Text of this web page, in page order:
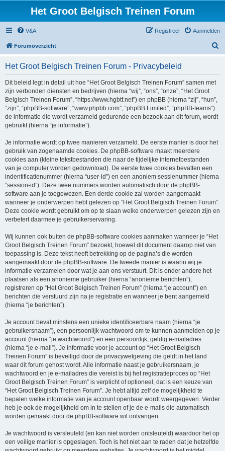
Het Groot Belgisch Treinen Forum
V&A Aanmelden
Registreer
Forumoverzicht
Het Groot Belgisch Treinen Forum - Privacybeleid
Dit beleid legt in detail uit hoe “Het Groot Belgisch Treinen Forum” samen met
zijn verbonden diensten en bedrijven (hierna “wij”, “ons”, “onze”, “Het Groot
Belgisch Treinen Forum”, “https://www.hgbtf.net”) en phpBB (hierna “zij”, “hun”,
“zijn”, “phpBB-software”, “www.phpbb.com”, “phpBB Limited”, “phpBB-teams”)
de informatie die wordt verzameld gedurende een bezoek aan dit forum, wordt
gebruikt (hierna “je informatie”).
Je informatie wordt op twee manieren verzameld. De eerste manier is door het
gebruik van zogenaamde cookies. De phpBB-software maakt meerdere
cookies aan (kleine tekstbestanden die naar de tijdelijke internetbestanden
van je computer worden gedownload). De eerste twee cookies bevatten een
indentificatienummer (hierna “user-id”) en een anoniem sessienummer (hierna
“session-id”). Deze twee nummers worden automatisch door de phpBB-
software aan je toegewezen. Een derde cookie zal worden aangemaakt
wanneer je onderwerpen hebt gelezen op “Het Groot Belgisch Treinen Forum”.
Deze cookie wordt gebruikt om op te slaan welke onderwerpen gelezen zijn en
verbetert daarmee je gebruikerservaring.
Wij kunnen ook buiten de phpBB-software cookies aanmaken wanneer je “Het
Groot Belgisch Treinen Forum” bezoekt, hoewel dit document daarop niet van
toepassing is. Deze tekst heeft betrekking op de pagina’s die worden
aangemaakt door de phpBB-software. De tweede manier is waarin wij je
informatie verzamelen door wat je aan ons verstuurt. Dit is onder andere het
plaatsen als een anonieme gebruiker (hierna “anonieme berichten”),
registreren op “Het Groot Belgisch Treinen Forum” (hierna “je account”) en
berichten die verstuurd zijn na je registratie en wanneer je bent aangemeld
(hierna “je berichten”).
Je account bevat minstens een unieke identificeerbare naam (hierna “je
gebruikersnaam”), een persoonlijk wachtwoord om te kunnen aanmelden op je
account (hierna “je wachtwoord”) en een persoonlijk, geldig e-mailadres
(hierna “je e-mail”). Je informatie voor je account op “Het Groot Belgisch
Treinen Forum” is beveiligd door de privacywetgeving die geldt in het land
waar dit forum gehost wordt. Alle informatie naast je gebruikersnaam, je
wachtwoord en je e-mailadres die vereist is bij het registratieproces op “Het
Groot Belgisch Treinen Forum” is verplicht of optioneel, dat is een keuze van
“Het Groot Belgisch Treinen Forum”. Je hebt altijd zelf de mogelijkheid te
bepalen welke informatie van je account openbaar wordt weergegeven. Verder
heb je ook de mogelijkheid om in te stellen of je de e-mails die automatisch
worden gemaakt door de phpBB-software wil ontvangen.
Je wachtwoord is versleuteld (en kan niet worden ontsleuteld) waardoor het op
een veilige manier is opgeslagen. Toch is het niet aan te raden dat je hetzelfde